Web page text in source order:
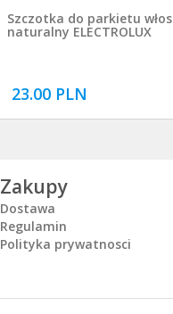
Szczotka do parkietu włos
naturalny ELECTROLUX
23.00 PLN
Zakupy
Dostawa
Regulamin
Polityka prywatnosci